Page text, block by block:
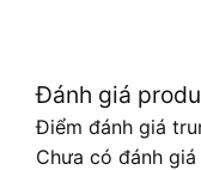
Đánh giá
Điểm đánh giá
Chưa có đánh giá